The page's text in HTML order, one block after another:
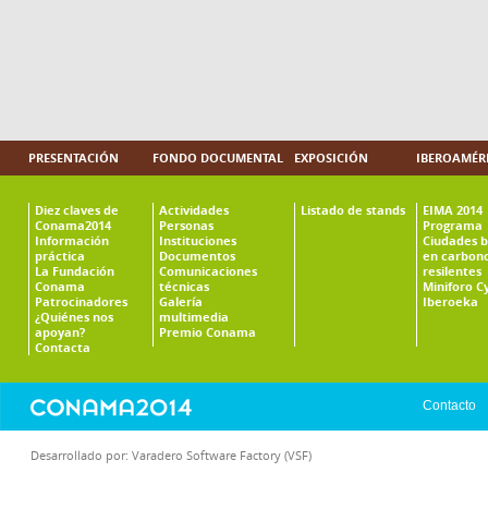
PRESENTACIÓN
Diez claves de
Conama2014
Información
práctica
La Fundación
Conama
Patrocinadores
¿Quiénes nos
apoyan?
Contacta
FONDO DOCUMENTAL
Actividades
Personas
Instituciones
Documentos
Comunicaciones
técnicas
Galería
multimedia
Premio Conama
EXPOSICIÓN
Listado de stands
EIMA 2014
Programa
Ciudades
en
resilentes
Miniforo
Iberoeka
Contacto
Desarrollado por: Varadero Software Factory (VSF)